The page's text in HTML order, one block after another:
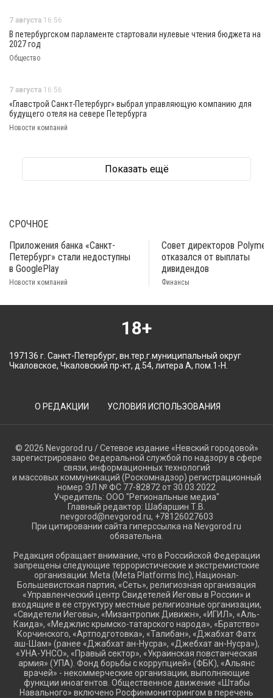
7 августа 16:56
В петербургском парламенте стартовали нулевые чтения бюджета на
2027 год
Общество
7 августа 16:56
«Главстрой Санкт-Петербург» выбрал управляющую компанию для
будущего отеля на севере Петербурга
Новости компаний
Показать ещё
СРОЧНОЕ
Приложения банка «Санкт-
Петербург» стали недоступны
в GooglePlay
Новости компаний
Совет директоров
отказался от выплаты
дивидендов
Финансы
18+
197136 г. Санкт-Петербург, вн.тер.г.муниципальный округ
Чкаловское, Чкаловский пр-кт, д.54, литера А, пом.1-Н.
О РЕДАКЦИИ УСЛОВИЯ ИСПОЛЬЗОВАНИЯ
© 2026 Nevgorod.ru / Сетевое издание «Невский городовой»
зарегистрировано Федеральной службой по надзору в сфере
связи, информационных технологий
и массовых коммуникаций (Роскомнадзор) регистрационный
номер ЭЛ № ФС 77-82872 от 30.03.2022
Учредитель: ООО "Региональные медиа"
Главный редактор: Шабаршин Т.В.
nevgorod@nevgorod.ru, +78126027603
При цитировании сайта гиперссылка на Nevgorod.ru
обязательна.
Редакция обращает внимание, что в Российской Федерации
запрещены следующие террористические и экстремистские
организации: Meta (Meta Platforms Inc), Национал-
Большевистская партия, «Сеть», религиозная организация
«Управленческий центр Свидетелей Иеговы в России» и
входящие в ее структуру местные религиозные организации,
«Свидетели Иеговы», «Мизантропик Дивижн», «ИГИЛ», «Аль-
Каида», «Меджлис крымско-татарского народа», «Братство»
Корчинского, «Артподготовка», «Талибан», «Джабхат Фатх
аш-Шам» (ранее «Джабхат ан-Нусра», «Джебхат ан-Нусра»),
«УНА-УНСО», «Правый сектор», «Украинская повстанческая
армия» (УПА). Фонд борьбы с коррупцией» (ФБК), «Альянс
врачей» - некоммерческие организации, выполняющие
функции иноагентов. Общественное движение «Штабы
Навального» включено Росфинмониторингом в перечень